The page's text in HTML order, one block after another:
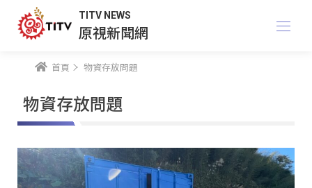
TITV NEWS
原視新聞網
首頁 物資存放問題
物資存放問題